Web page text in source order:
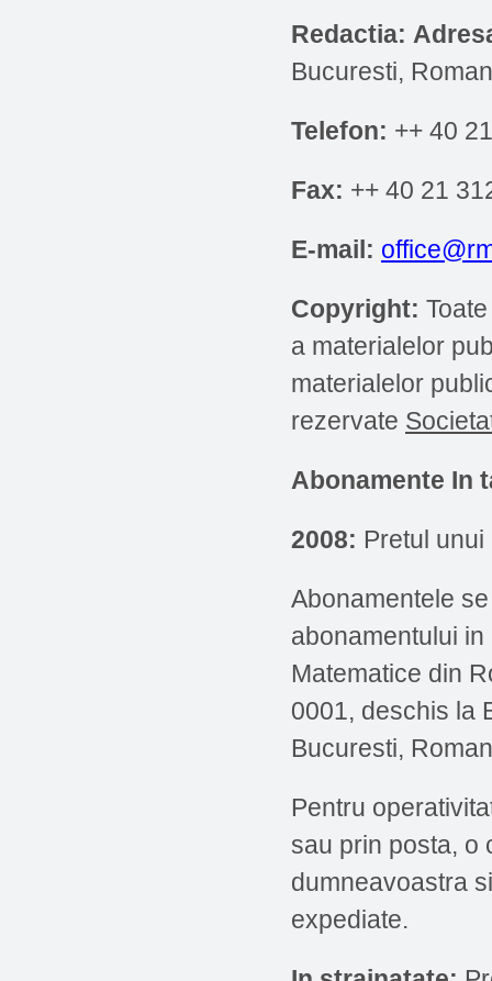
Redactia:
Bucuresti,
Telefon: ++ 40
Fax: ++ 40 21
E-mail:
Copyright:
a materialelor
materialelor
rezervate
Abonamente In
2008: Pretul
Abonamentele
abonamentului
Matematice din
0001, deschis la
Bucuresti,
Pentru
sau prin posta, o
dumneavoastra
expediate.